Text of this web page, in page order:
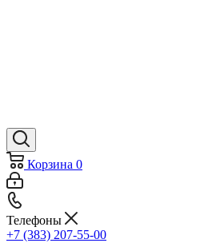
Корзина 0
Телефоны
+7 (383) 207-55-00